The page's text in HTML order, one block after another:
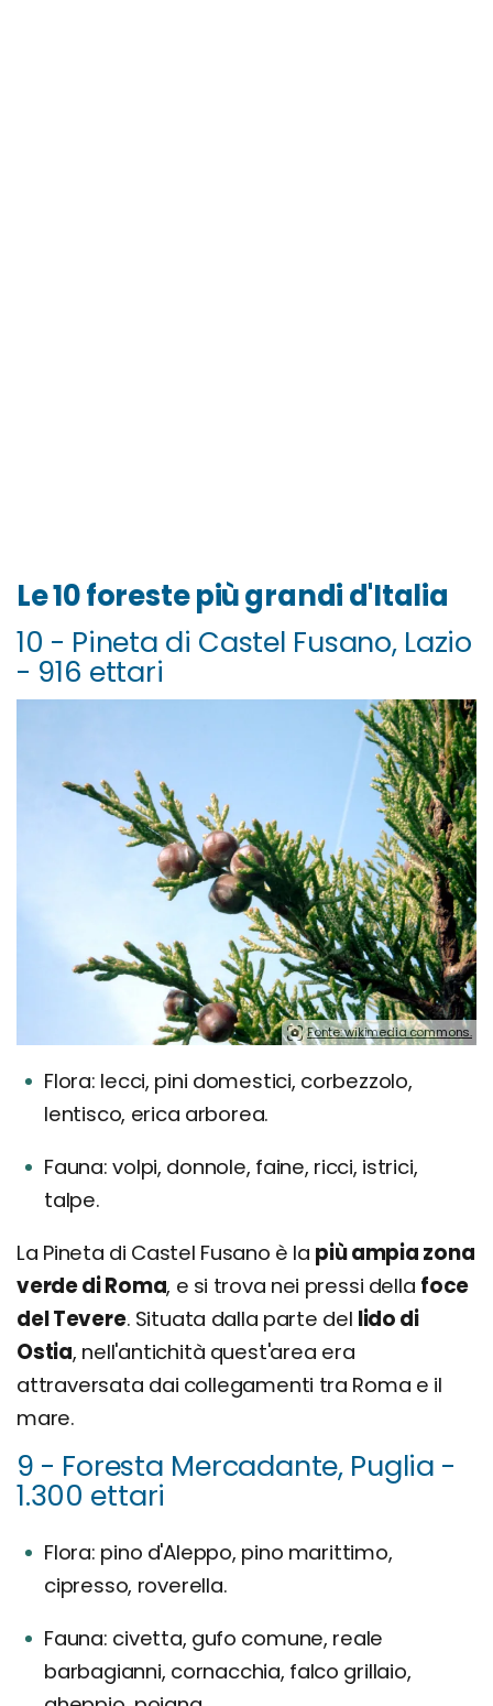
Le 10 foreste più grandi d'Italia
10 - Pineta di Castel Fusano, Lazio
- 916 ettari
Fonte: wikimedia commons.
Flora: lecci, pini domestici, corbezzolo,
lentisco, erica arborea.
Fauna: volpi, donnole, faine, ricci, istrici,
talpe.
La Pineta di Castel Fusano è la più ampia zona
verde di Roma, e si trova nei pressi della foce
del Tevere. Situata dalla parte del lido di
Ostia, nell'antichità quest'area era
attraversata dai collegamenti tra Roma e il
mare.
9 - Foresta Mercadante, Puglia -
1.300 ettari
Flora: pino d'Aleppo, pino marittimo,
cipresso, roverella.
Fauna: civetta, gufo comune, reale
barbagianni, cornacchia, falco grillaio,